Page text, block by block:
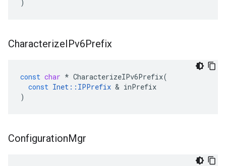
)
CharacterizeIPv6Prefix
const char * CharacterizeIPv6Prefix(
const Inet :: IPPrefix & inPrefix
)
ConfigurationMgr